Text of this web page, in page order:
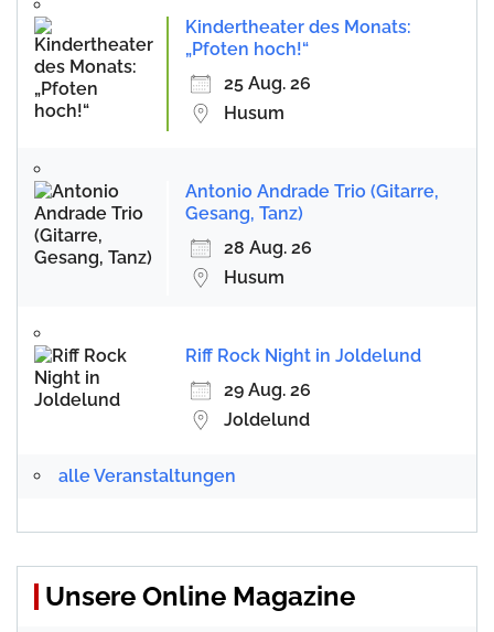
Kindertheater des Monats:
„Pfoten hoch!“
25 Aug. 26
Husum
Antonio Andrade Trio (Gitarre,
Gesang, Tanz)
28 Aug. 26
Husum
Riff Rock Night in Joldelund
29 Aug. 26
Joldelund
alle Veranstaltungen
Unsere Online Magazine